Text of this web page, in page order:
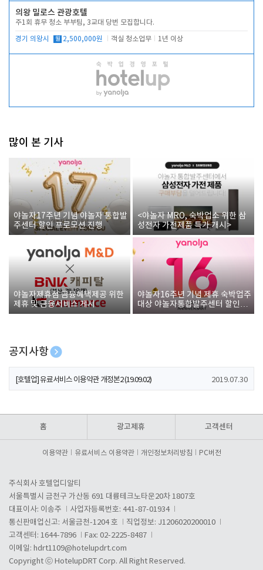
의왕 밀로스 관광호텔
주1회 휴무 청소 부부팀, 3교대 당번 모집합니다.
경기 의왕시 월 2,500,000원 객실 청소업무 1년 이상
많이 본 기사
야놀자17주년 기념 야놀자 통합발
주센터 할인 프로모션 진행
<야놀자 MRO, 숙박업소 위한 삼
성전자 가전제품 특가 개시>
야놀자제휴점 금융혜택제공 위한
제휴 및 금융서비스 게시
야놀자16주년 기념 제휴 숙박업주
대상 야놀자통합발주센터 할인쿠
폰 증정
공지사항
[호텔업] 개인정보 처리방침 개정본1 (19.09.02)
[호텔업] 유료서비스 이용약관 개정본2 (19.09.02) 2019.07.30
홈 광고제휴 고객센터
이용약관 유료서비스 이용약관 개인정보처리방침 PC버전
주식회사 호텔업디알티
서울특별시 금천구 가산동 691 대륭테크노타운20차 1807호
대표이사: 이송주
사업자등록번호: 441-87-01934
통신판매업신고: 서울금천-1204 호
직업정보: J1206020200010
고객센터: 1644-7896
Fax: 02-2225-8487
이메일: hdrt1109@hotelupdrt.com
Copyright ⓒ HotelupDRT Corp. All Right Reserved.